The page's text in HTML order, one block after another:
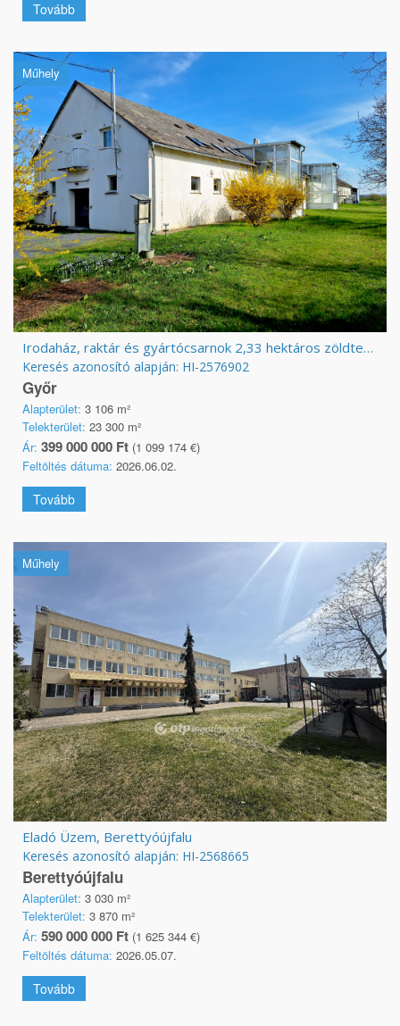
Tovább
Műhely
Irodaház, raktár és gyártócsarnok 2,33 hektáros zöldterületen
Keresés azonosító alapján: HI-2576902
Győr
Alapterület: 3 106 m²
Telekterület: 23 300 m²
Ár: 399 000 000 Ft (1 099 174 €)
Feltöltés dátuma: 2026.06.02.
Tovább
Műhely
Eladó Üzem, Berettyóújfalu
Keresés azonosító alapján: HI-2568665
Berettyóújfalu
Alapterület: 3 030 m²
Telekterület: 3 870 m²
Ár: 590 000 000 Ft (1 625 344 €)
Feltöltés dátuma: 2026.05.07.
Tovább